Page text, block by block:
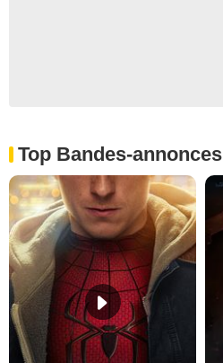
Top Bandes-annonces